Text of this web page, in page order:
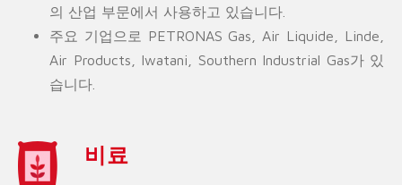
의 산업 부문에서 사용하고 있습니다.
주요 기업으로 PETRONAS Gas, Air Liquide, Linde,
Air Products, Iwatani, Southern Industrial Gas가 있
습니다.
비료